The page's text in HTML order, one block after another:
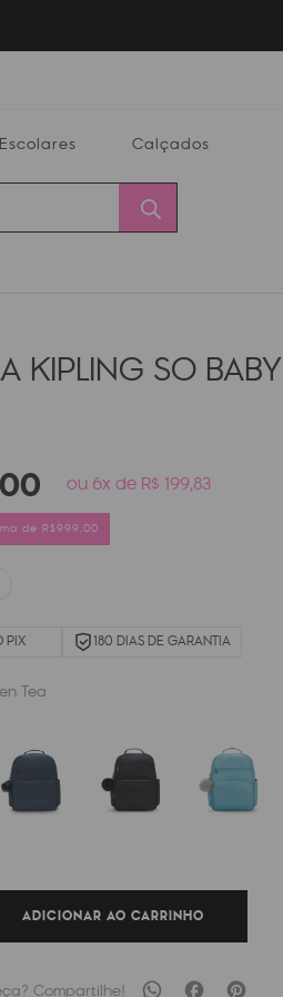
Escolares Calçados
KIPLING SO BABY
00 ou 6x de R$ 199,83
de R$999,00
PIX 180 DIAS DE GARANTIA
Tea
ADICIONAR AO CARRINHO